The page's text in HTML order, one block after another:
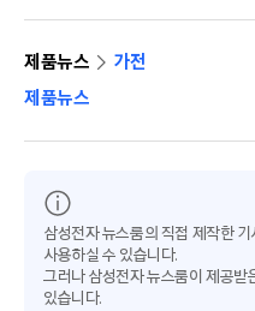
제품뉴스
가전
제품뉴스
삼성전자 뉴스룸의 직접 제작한
사용하실 수 있습니다.
그러나 삼성전자 뉴스룸이 제공받
있습니다.